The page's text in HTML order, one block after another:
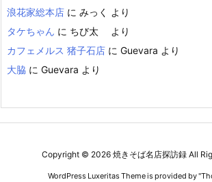
浪花家総本店 に みっく より
タケちゃん に ちび太
より
カフェメルス 猪子石店 に Guevara より
大脇 に Guevara より
Copyright © 2026 焼きそば名店探訪録 All
WordPress Luxeritas Theme is provided by "